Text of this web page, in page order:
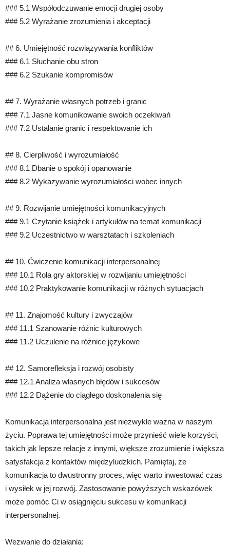
### 5.1 Współodczuwanie emocji drugiej osoby
### 5.2 Wyrażanie zrozumienia i akceptacji
## 6. Umiejętność rozwiązywania konfliktów
### 6.1 Słuchanie obu stron
### 6.2 Szukanie kompromisów
## 7. Wyrażanie własnych potrzeb i granic
### 7.1 Jasne komunikowanie swoich oczekiwań
### 7.2 Ustalanie granic i respektowanie ich
## 8. Cierpliwość i wyrozumiałość
### 8.1 Dbanie o spokój i opanowanie
### 8.2 Wykazywanie wyrozumiałości wobec innych
## 9. Rozwijanie umiejętności komunikacyjnych
### 9.1 Czytanie książek i artykułów na temat komunikacji
### 9.2 Uczestnictwo w warsztatach i szkoleniach
## 10. Ćwiczenie komunikacji interpersonalnej
### 10.1 Rola gry aktorskiej w rozwijaniu umiejętności
### 10.2 Praktykowanie komunikacji w różnych sytuacjach
## 11. Znajomość kultury i zwyczajów
### 11.1 Szanowanie różnic kulturowych
### 11.2 Uczulenie na różnice językowe
## 12. Samorefleksja i rozwój osobisty
### 12.1 Analiza własnych błędów i sukcesów
### 12.2 Dążenie do ciągłego doskonalenia się
Komunikacja interpersonalna jest niezwykle ważna w naszym
życiu. Poprawa tej umiejętności może przynieść wiele korzyści,
takich jak lepsze relacje z innymi, większe zrozumienie i większa
satysfakcja z kontaktów międzyludzkich. Pamiętaj, że
komunikacja to dwustronny proces, więc warto inwestować czas
i wysiłek w jej rozwój. Zastosowanie powyższych wskazówek
może pomóc Ci w osiągnięciu sukcesu w komunikacji
interpersonalnej.
Wezwanie do działania: